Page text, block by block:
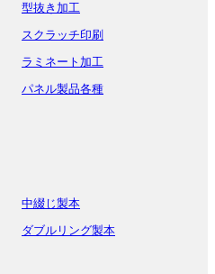
型抜き加工
スクラッチ印刷
ラミネート加工
パネル製品各種
中綴じ製本
ダブルリング製本